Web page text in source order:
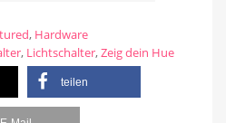
, Hardware
, Lichtschalter,Zeig dein Hue
teilen